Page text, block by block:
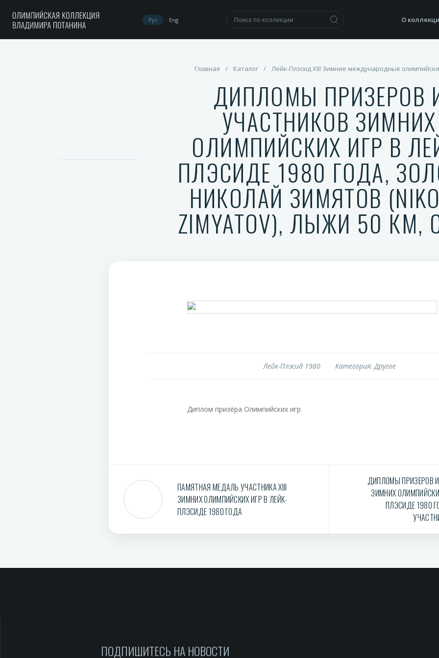
Рус Eng О
Главная / Каталог / Лейк-Плэсид XIII Зимние международные
ДИПЛОМЫ ПРИЗЕРОВ
УЧАСТНИКОВ ЗИМНИХ
ОЛИМПИЙСКИХ ИГР В
ПЛЭСИДЕ 1980 ГОДА,
НИКОЛАЙ ЗИМЯТОВ
ZIMYATOV), ЛЫЖИ 50 КМ,
Лейк-Плэсид 1980 Категория: Другое
Диплом призёра Олимпийских игр
ПАМЯТНАЯ МЕДАЛЬ УЧАСТНИКА XIII
ЗИМНИХ ОЛИМПИЙСКИХ ИГР В ЛЕЙК-
ПЛЭСИДЕ 1980 ГОДА
ДИПЛОМЫ ПРИЗЕРОВ
ЗИМНИХ
ПЛЭСИДЕ 1980
ПОДПИШИТЕСЬ НА НОВОСТИ